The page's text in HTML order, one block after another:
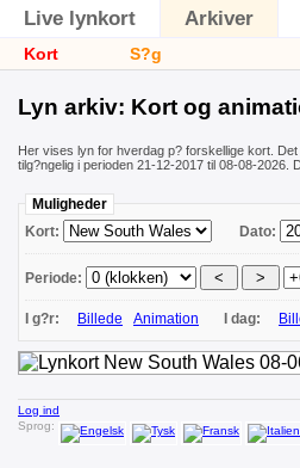
Live lynkort Arkiver
Kort S?g
Lyn arkiv: Kort og
Her vises lyn for hverdag p? forskellige kort.
tilg?ngelig i perioden 21-12-2017 til 08-08-2026.
Muligheder
Kort:
Dato:
Periode:
I g?r: Billede Animation I dag:
Log ind
Sprog: